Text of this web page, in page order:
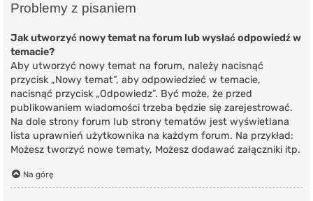
Problemy z pisaniem
Jak utworzyć nowy temat na forum lub wysłać odpowiedź w
temacie?
Aby utworzyć nowy temat na forum, należy nacisnąć
przycisk „Nowy temat”, aby odpowiedzieć w temacie,
nacisnąć przycisk „Odpowiedz”. Być może, że przed
publikowaniem wiadomości trzeba będzie się zarejestrować.
Na dole strony forum lub strony tematów jest wyświetlana
lista uprawnień użytkownika na każdym forum. Na przykład:
Możesz tworzyć nowe tematy, Możesz dodawać załączniki itp.
Na górę